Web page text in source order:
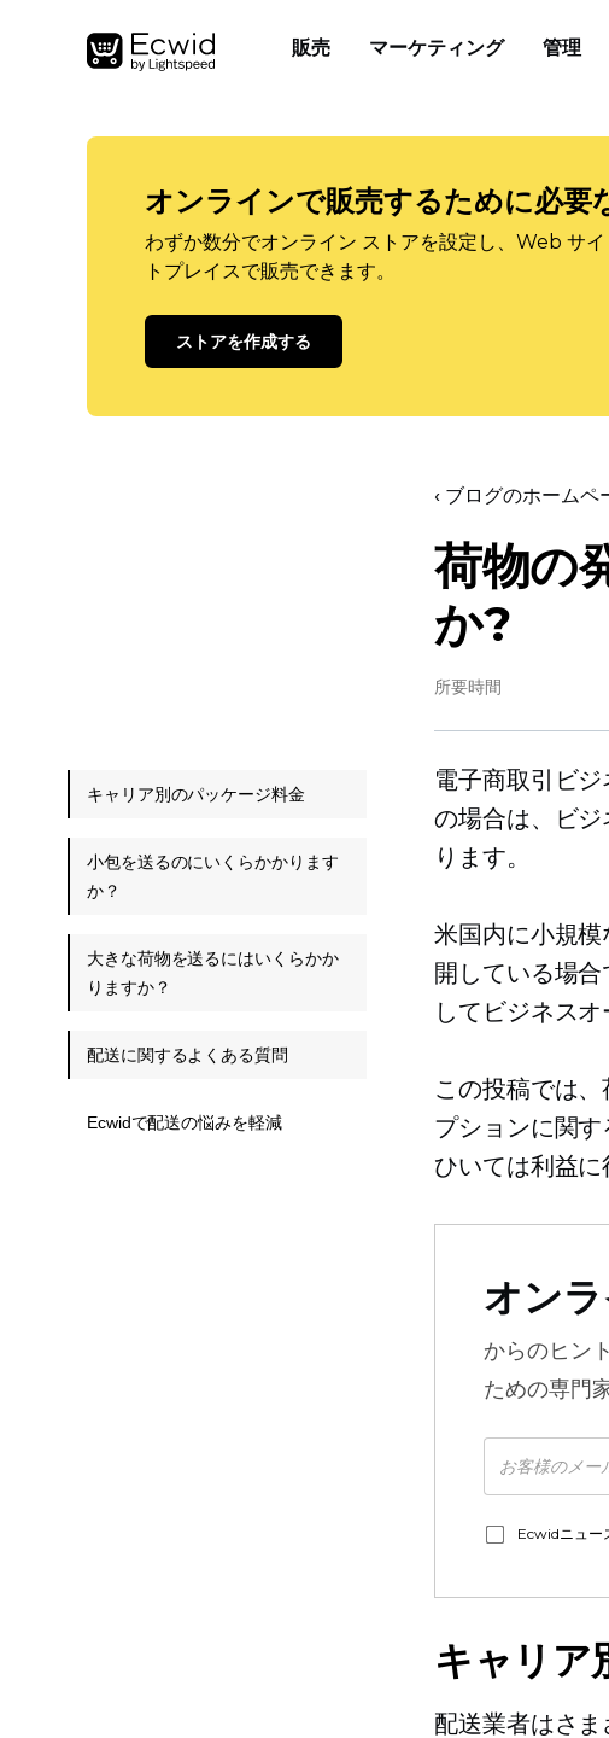
販売 マーケティング 管理
オンラインで販売するために必要
わずか数分でオンライン ストアを設定し、Web サ
トプレイスで販売できます。
ストアを作成する
‹ ブログのホームペ
荷物の
か?
所要時間
電子商取引ビ
の場合は、ビ
ります。
米国内に小規
開している場合
してビジネス
この投稿では
プションに関す
ひいては利益に
オン
からのヒント
ための専門家
Ecwidニュー
キャリア
配送業者はさ
キャリア別のパッケージ料金
小包を送るのにいくらかかります
か？
大きな荷物を送るにはいくらかか
りますか？
配送に関するよくある質問
Ecwidで配送の悩みを軽減